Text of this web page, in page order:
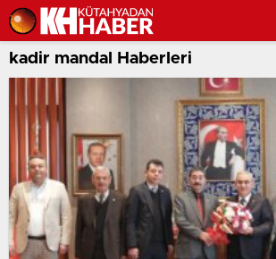
kadir mandal Haberleri